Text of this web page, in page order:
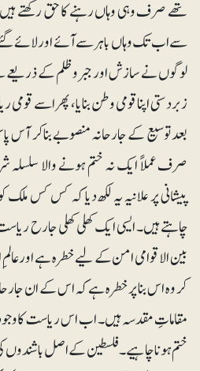
سے اب تک وہاں باہر سے آئے اور لائے
لوگوں نے سازش اور جبروظلم کے
زبردستی اپنا قومی وطن بنایا، پھر اسے
بعد توسیع کے جارحانہ منصوبے بناکر آس
صرف عملاً ایک نہ ختم ہونے والا سلسلہ
پیشانی پر علانیہ یہ لکھ دیا کہ کس کس ملک
چاہتے ہیں۔ ایسی ایک کھلی کھلی جارح
بین الاقوامی امن کے لیے خطرہ ہے اور
کر وہ اس بنا پر خطرہ ہے کہ اس کے ان
مقاماتِ مقدسہ ہیں۔ اب اس ریاست کا
ختم ہونا چاہیے۔ فلسطین کے اصل باشندوں